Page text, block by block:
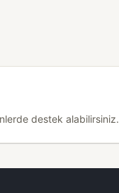
destek alabilirsiniz.